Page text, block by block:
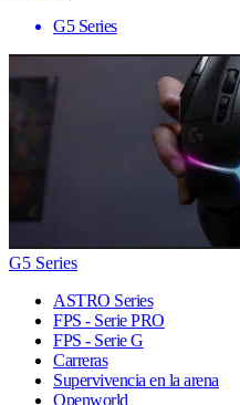
G5 Series
G5 Series
ASTRO Series
FPS - Serie PRO
FPS - Serie G
Carreras
Supervivencia en la arena
Openworld